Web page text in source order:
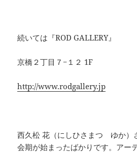
続いては『ROD GALLERY』
京橋２丁目７−１２ 1F
http://www.rodgallery.jp
西久松 花（にしひさまつ ゆか）
会期が始まったばかりです。アー